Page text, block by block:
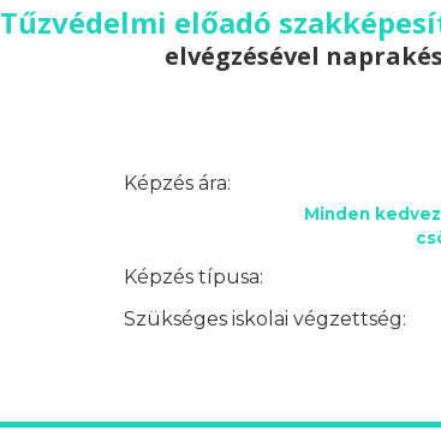
Tűzvédelmi előadó
elvégzésével
Képzés ára:
Minden
Képzés típusa:
Szükséges iskolai végzettség: